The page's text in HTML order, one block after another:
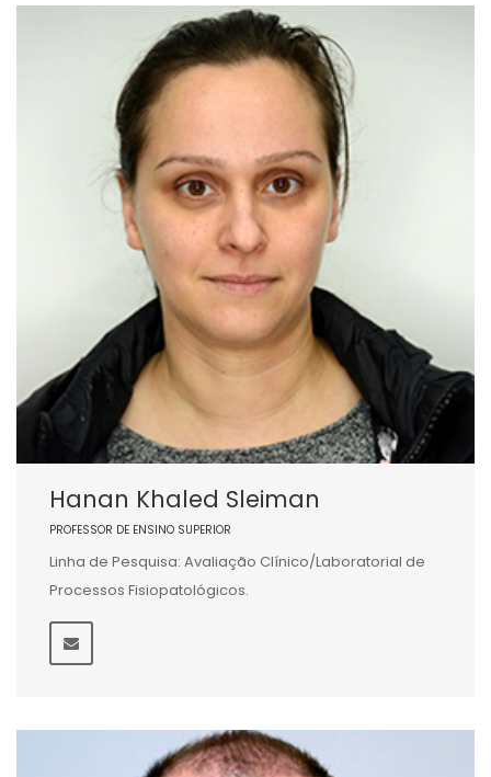
Hanan Khaled Sleiman
PROFESSOR DE ENSINO SUPERIOR
Linha de Pesquisa: Avaliação Clínico/Laboratorial de
Processos Fisiopatológicos.